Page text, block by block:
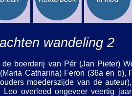
boerderij van Pér (Jan Pieter)
Catharina) Feron (36a en
moederszijde van de
overleed ongeveer veertig
wandeling 2